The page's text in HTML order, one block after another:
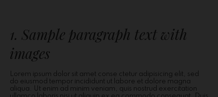
1. Sample paragraph text with
images
Lorem ipsum dolor sit amet conse ctetur adipisicing elit, sed
do eiusmod tempor incididunt ut labore et dolore magna
aliqua. Ut enim ad minim veniam, quis nostrud exercitation